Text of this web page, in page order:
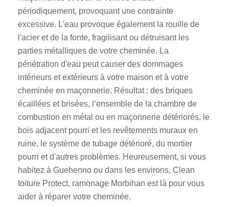
périodiquement, provoquant une contrainte
excessive. L'eau provoque également la rouille de
l'acier et de la fonte, fragilisant ou détruisant les
parties métalliques de votre cheminée. La
pénétration d'eau peut causer des dommages
intérieurs et extérieurs à votre maison et à votre
cheminée en maçonnerie. Résultat : des briques
écaillées et brisées, l’ensemble de la chambre de
combustion en métal ou en maçonnerie détériorés, le
bois adjacent pourri et les revêtements muraux en
ruine, le système de tubage détérioré, du mortier
pourri et d'autres problèmes. Heureusement, si vous
habitez à Guehenno ou dans les environs, Clean
toiture Protect, ramonage Morbihan est là pour vous
aider à réparer votre cheminée.